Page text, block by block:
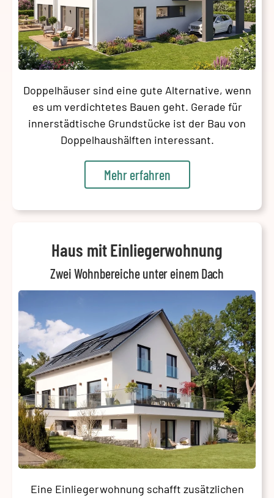
Doppelhäuser sind eine gute Alternative, wenn
es um verdichtetes Bauen geht. Gerade für
innerstädtische Grundstücke ist der Bau von
Doppelhaushälften interessant.
Mehr erfahren
Haus mit Einliegerwohnung
Zwei Wohnbereiche unter einem Dach
Eine Einliegerwohnung schafft zusätzlichen